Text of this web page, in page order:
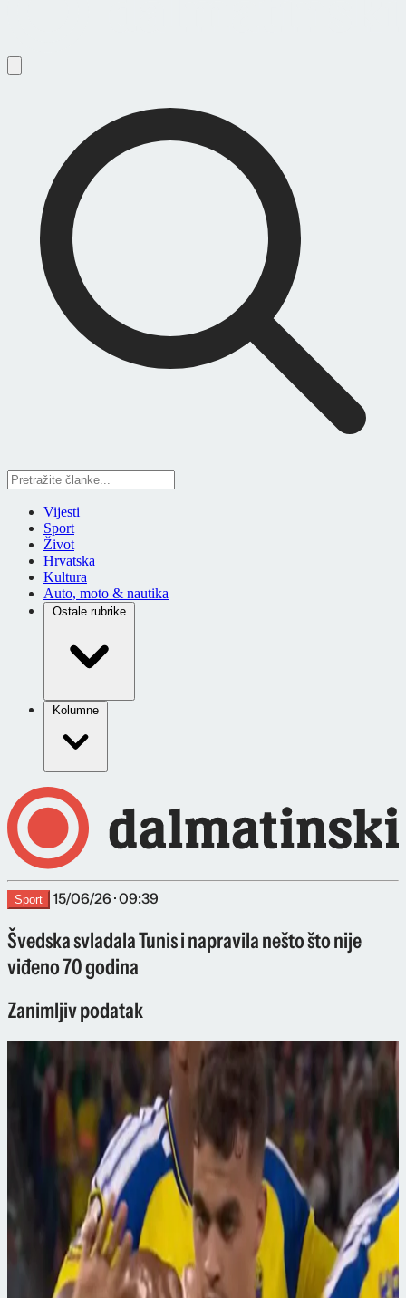
Vijesti
Sport
Život
Hrvatska
Kultura
Auto, moto & nautika
Ostale rubrike
Kolumne
Sport 15/06/26 · 09:39
Švedska svladala Tunis i napravila nešto što nije
viđeno 70 godina
Zanimljiv podatak